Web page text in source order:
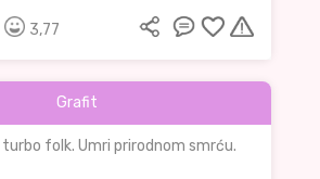
3,77
Grafit
folk. Umri prirodnom smrću.